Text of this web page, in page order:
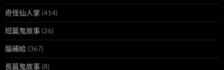
奇怪仙人掌 (414)
短篇鬼故事 (26)
腦補給 (367)
長篇鬼故事 (8)